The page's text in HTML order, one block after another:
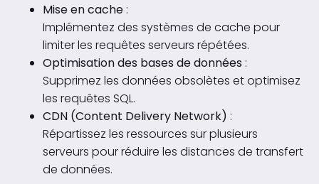
Mise en cache :
Implémentez des systèmes de cache pour
limiter les requêtes serveurs répétées.
Optimisation des bases de données :
Supprimez les données obsolètes et optimisez
les requêtes SQL.
CDN (Content Delivery Network) :
Répartissez les ressources sur plusieurs
serveurs pour réduire les distances de transfert
de données.